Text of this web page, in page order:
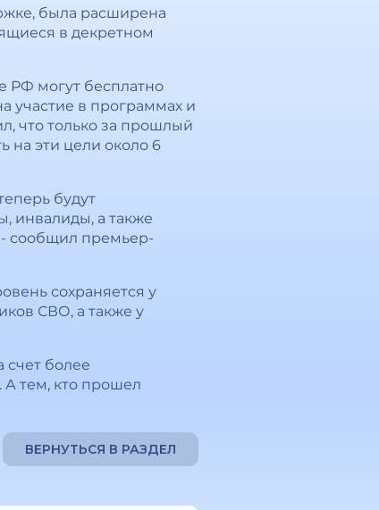
была расширена
в декретном
РФ могут бесплатно
участие в программах и
что только за прошлый
на эти цели около 6
будут
инвалиды, а также
- сообщил премьер-
сохраняется у
СВО, а также у
счет более
тем, кто прошел
ВЕРНУТЬСЯ В РАЗДЕЛ